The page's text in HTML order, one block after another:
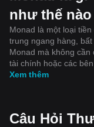
như thế nào
Monad là một loại
trung ngang hàng,
Monad mà không
tài chính hoặc các
Xem thêm
Câu Hỏi